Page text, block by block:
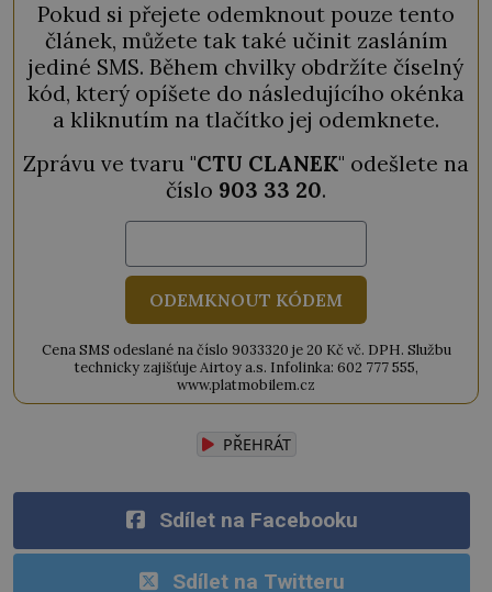
Pokud si přejete odemknout pouze tento
článek, můžete tak také učinit zasláním
jediné SMS. Během chvilky obdržíte číselný
kód, který opíšete do následujícího okénka
a kliknutím na tlačítko jej odemknete.
Zprávu ve tvaru "CTU CLANEK" odešlete na
číslo 903 33 20.
ODEMKNOUT KÓDEM
Cena SMS odeslané na číslo 9033320 je 20 Kč vč. DPH. Službu
technicky zajišťuje Airtoy a.s. Infolinka: 602 777 555,
www.platmobilem.cz
PŘEHRÁT
Sdílet na Facebooku
Sdílet na Twitteru